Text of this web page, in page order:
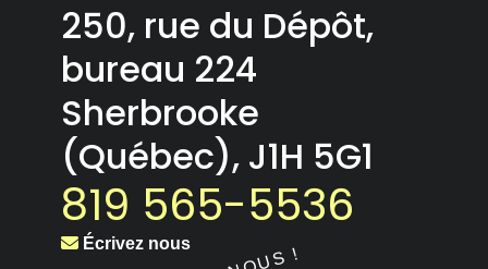
250, rue du Dépôt,
bureau 224
Sherbrooke
(Québec), J1H 5G1
819 565-5536
Écrivez nous